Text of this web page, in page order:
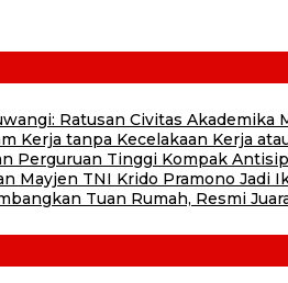
Ratusan Civitas Akademika
Kerja tanpa Kecelakaan Kerja
Perguruan Tinggi Kompak
Mayjen TNI Krido Pramono Jadi
Tuan Rumah, Resmi